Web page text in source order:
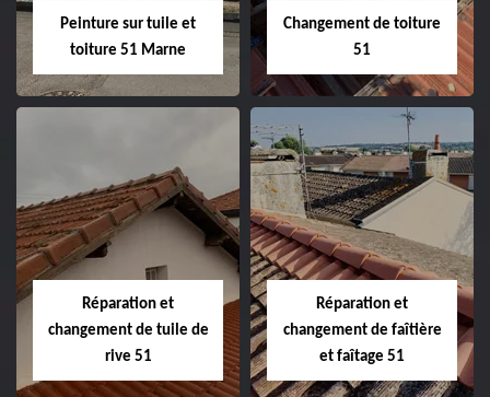
Peinture sur tuile et
toiture 51 Marne
Peinture sur tuile
et toiture 51
Marne
Changement de toiture
51
Changement de
toiture 51
Réparation et
changement de tuile de
rive 51
Réparation et
changement de faîtière
et faîtage 51